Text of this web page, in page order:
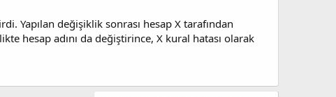
Yapılan değişiklik sonrası hesap X tarafından
hesap adını da değiştirince, X kural hatası olarak